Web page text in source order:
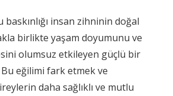
insan zihninin doğal
birlikte yaşam doyumunu ve
olumsuz etkileyen güçlü bir
Bu eğilimi fark etmek ve
daha sağlıklı ve mutlu